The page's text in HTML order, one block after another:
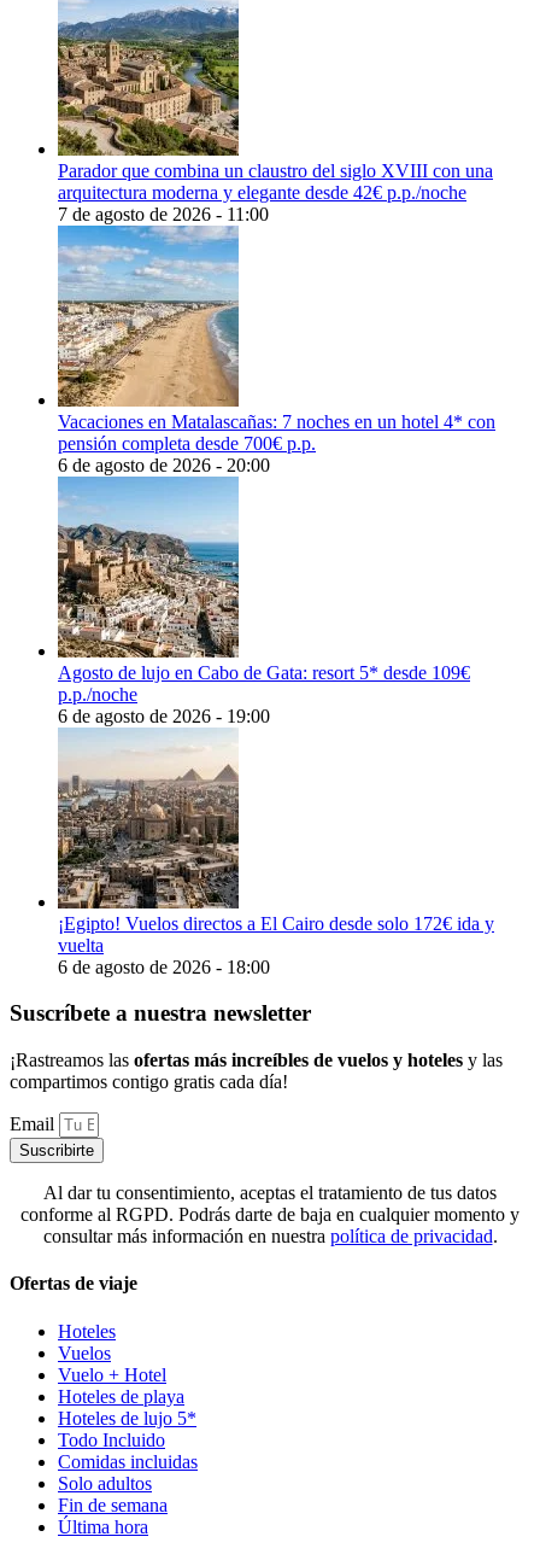
Parador que combina un claustro del siglo XVIII con una
arquitectura moderna y elegante desde 42€ p.p./noche
7 de agosto de 2026 - 11:00
Vacaciones en Matalascañas: 7 noches en un hotel 4* con
pensión completa desde 700€ p.p.
6 de agosto de 2026 - 20:00
Agosto de lujo en Cabo de Gata: resort 5* desde 109€
p.p./noche
6 de agosto de 2026 - 19:00
¡Egipto! Vuelos directos a El Cairo desde solo 172€ ida y
vuelta
6 de agosto de 2026 - 18:00
Suscríbete a nuestra newsletter
¡Rastreamos las ofertas más increíbles de vuelos y hoteles y las
compartimos contigo gratis cada día!
Email
Suscribirte
Al dar tu consentimiento, aceptas el tratamiento de tus datos
conforme al RGPD. Podrás darte de baja en cualquier momento y
consultar más información en nuestra política de privacidad.
Ofertas de viaje
Hoteles
Vuelos
Vuelo + Hotel
Hoteles de playa
Hoteles de lujo 5*
Todo Incluido
Comidas incluidas
Solo adultos
Fin de semana
Última hora